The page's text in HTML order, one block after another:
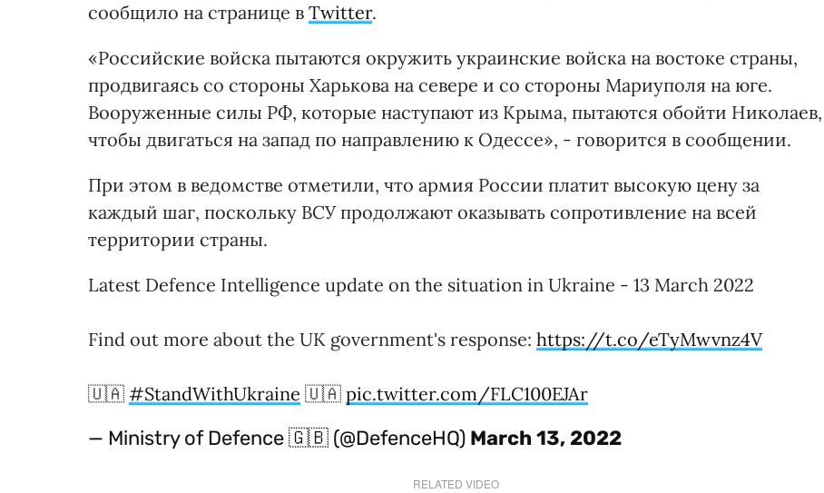
сообщило на странице в Twitter.
«Российские войска пытаются окружить украинские войска на востоке страны,
продвигаясь со стороны Харькова на севере и со стороны Мариуполя на юге.
Вооруженные силы РФ, которые наступают из Крыма, пытаются обойти Николаев,
чтобы двигаться на запад по направлению к Одессе», - говорится в сообщении.
При этом в ведомстве отметили, что армия России платит высокую цену за
каждый шаг, поскольку ВСУ продолжают оказывать сопротивление на всей
территории страны.
Latest Defence Intelligence update on the situation in Ukraine - 13 March 2022
Find out more about the UK government's response: https://t.co/eTyMwvnz4V
🇺🇦 #StandWithUkraine 🇺🇦 pic.twitter.com/FLC100EJAr
— Ministry of Defence 🇬🇧 (@DefenceHQ) March 13, 2022
RELATED VIDEO